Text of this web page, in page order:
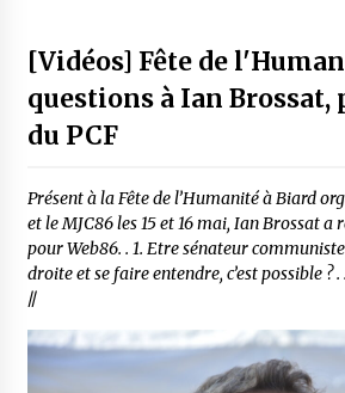
[Vidéos] Fête de
questions à Ian
du PCF
Présent à la Fête de l’Humanité à Biard
et le MJC86 les 15 et 16 mai, Ian Brossat a
pour Web86. . 1. Etre sénateur
droite et se faire entendre, c’est possible ? .
//